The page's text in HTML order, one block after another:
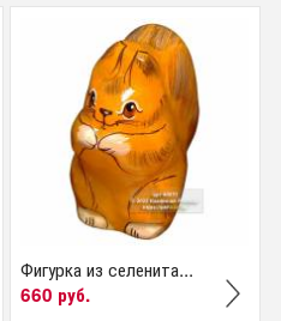
Фигурка из селенита...
660 руб.